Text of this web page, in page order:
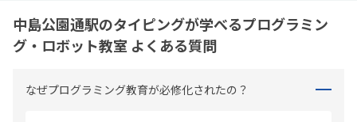
中島公園通駅のタイピングが学べるプログラミン
グ・ロボット教室 よくある質問
なぜプログラミング教育が必修化されたの？